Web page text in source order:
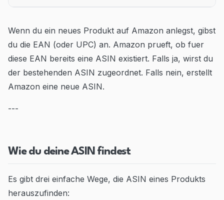
Wenn du ein neues Produkt auf Amazon anlegst, gibst
du die EAN (oder UPC) an. Amazon prueft, ob fuer
diese EAN bereits eine ASIN existiert. Falls ja, wirst du
der bestehenden ASIN zugeordnet. Falls nein, erstellt
Amazon eine neue ASIN.
---
Wie du deine ASIN findest
Es gibt drei einfache Wege, die ASIN eines Produkts
herauszufinden: